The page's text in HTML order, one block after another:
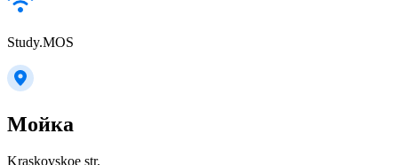
Study.MOS
Мойка
Kraskovskoe str.